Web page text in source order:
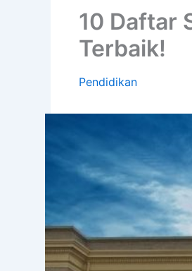
10 Daftar
Terbaik!
Pendidikan